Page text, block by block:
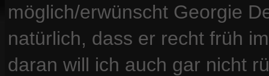
möglich/erwünscht Georgie
natürlich, dass er recht früh
daran will ich auch gar nicht